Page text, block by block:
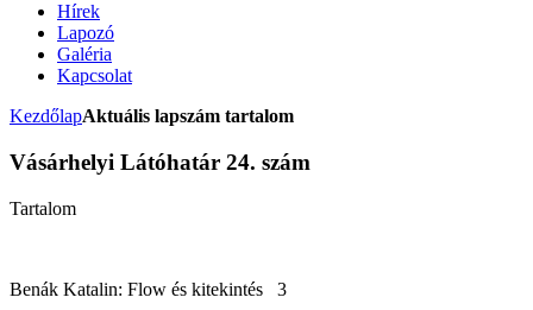
Hírek
Lapozó
Galéria
Kapcsolat
KezdőlapAktuális lapszám tartalom
Vásárhelyi Látóhatár 24. szám
Tartalom
Benák Katalin: Flow és kitekintés 3